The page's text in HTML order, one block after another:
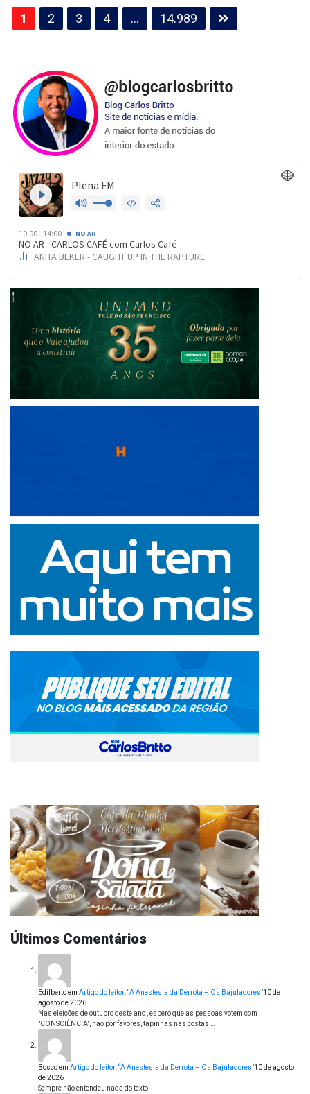
Paginação
de
1 2 3 4 … 14.989
Últimos Comentários
Edilbertoem Artigo do leitor: “A Anestesia da Derrota – Os Bajuladores”10 de
agosto de 2026
Nas eleições de outubro deste ano , espero que as pessoas votem com
"CONSCIÊNCIA", não por favores, tapinhas nas costas,…
Boscoem Artigo do leitor: “A Anestesia da Derrota – Os Bajuladores”10 de agosto
de 2026
Sempre não entendeu nada do texto.